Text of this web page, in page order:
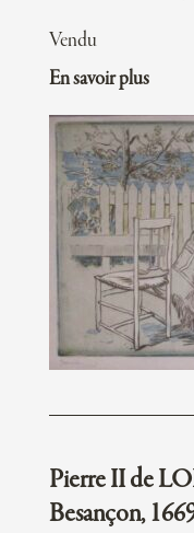
Vendu
En savoir plus
Pierre II de
Besançon,